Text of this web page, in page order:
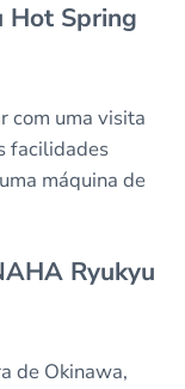
Hot Spring
com uma visita
facilidades
máquina de
Ryukyu
de Okinawa,